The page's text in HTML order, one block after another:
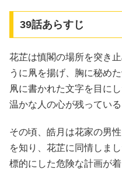
39話あらすじ
花芷は慎閣の場所を突き
うに凧を揚げ、胸に秘め
凧に書かれた文字を目に
温かな人の心が残ってい
その頃、皓月は花家の男
を知り、花芷に同情しま
標的にした危険な計画が